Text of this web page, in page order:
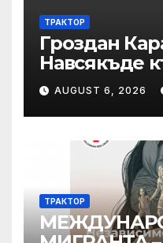
ТРАКТОР
Гроздан
Навсякъде
възможна
в
има
контрол
AUGUST 6, 2026
ТРАКТОР